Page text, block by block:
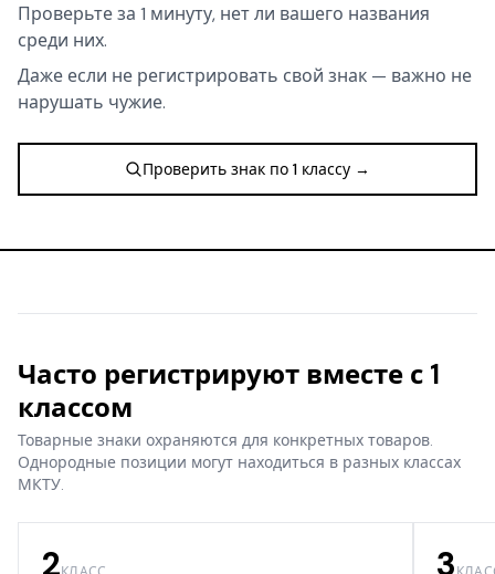
Проверьте за 1 минуту, нет ли вашего названия
среди них.
Даже если не регистрировать свой знак — важно не
нарушать чужие.
Проверить знак по 1 классу →
Часто регистрируют вместе с 1
классом
Товарные знаки охраняются для конкретных товаров.
Однородные позиции могут находиться в разных классах
МКТУ.
2 3